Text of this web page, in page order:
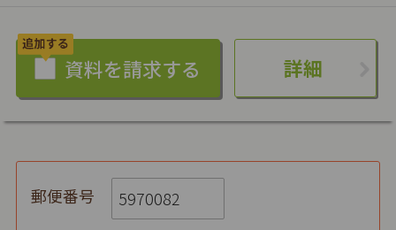
詳細
郵便番号